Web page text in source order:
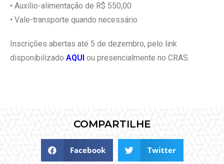
• Auxílio-alimentação de R$ 550,00
• Vale-transporte quando necessário
Inscrições abertas até 5 de dezembro, pelo link
disponibilizado AQUI ou presencialmente no CRAS.
COMPARTILHE
Facebook Twitter